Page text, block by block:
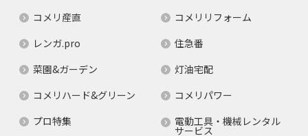
コメリ産直
コメリリフォーム
レンガ.pro
住急番
菜園&ガーデン
灯油宅配
コメリハード&グリーン
コメリパワー
プロ特集
電動工具・機械レンタル
サービス